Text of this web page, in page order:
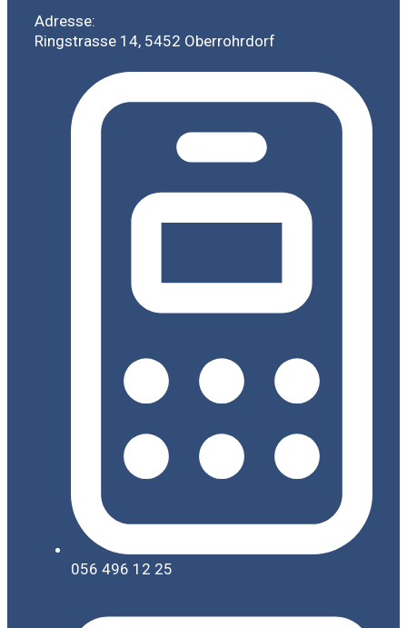
Adresse:
Ringstrasse 14, 5452 Oberrohrdorf
056 496 12 25